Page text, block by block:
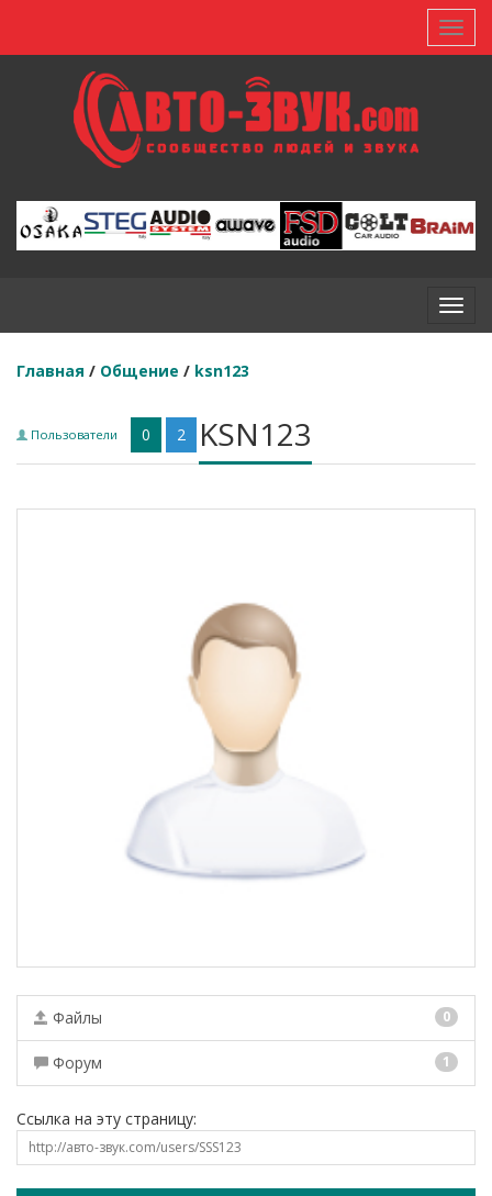
Главная / Общение / ksn123
Пользователи 0 2 KSN123
Файлы 0
Форум 1
Ссылка на эту страницу: